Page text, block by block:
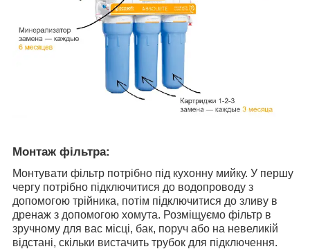
Монтаж фільтра:
Монтувати фільтр потрібно під кухонну мийку. У першу
чергу потрібно підключитися до водопроводу з
допомогою трійника, потім підключитися до зливу в
дренаж з допомогою хомута. Розміщуємо фільтр в
зручному для вас місці, бак, поруч або на невеликій
відстані, скільки вистачить трубок для підключення.